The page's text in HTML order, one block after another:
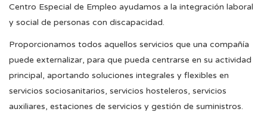
Centro Especial de Empleo ayudamos a la integración laboral
y social de personas con discapacidad.
Proporcionamos todos aquellos servicios que una compañía
puede externalizar, para que pueda centrarse en su actividad
principal, aportando soluciones integrales y flexibles en
servicios sociosanitarios, servicios hosteleros, servicios
auxiliares, estaciones de servicios y gestión de suministros.